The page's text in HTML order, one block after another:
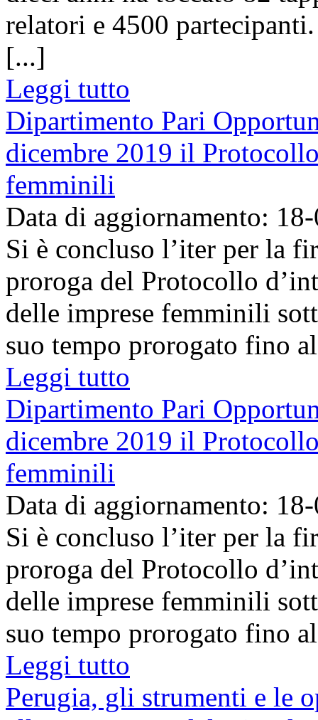
relatori e 4500
[...]
Leggi tutto
Dipartimento Pari
dicembre 2019 il
femminili
Data di aggiornamento:
Si è concluso l’iter per la
proroga del Protocollo
delle imprese femminili
suo tempo prorogato fino
Leggi tutto
Dipartimento Pari
dicembre 2019 il
femminili
Data di aggiornamento:
Si è concluso l’iter per la
proroga del Protocollo
delle imprese femminili
suo tempo prorogato fino
Leggi tutto
Perugia, gli strumenti e le